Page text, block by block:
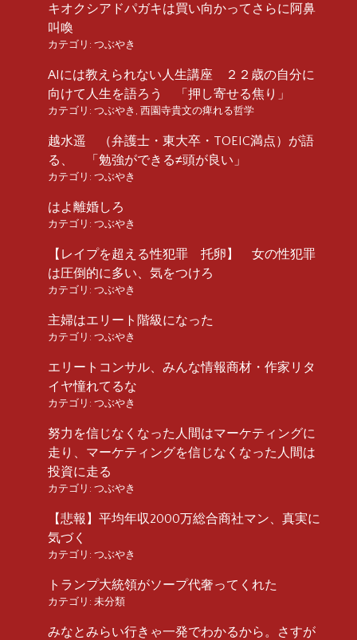
キオクシアドパガキは買い向かってさらに阿鼻
叫喚
カテゴリ: つぶやき
AIには教えられない人生講座 ２２歳の自分に
向けて人生を語ろう 「押し寄せる焦り」
カテゴリ: つぶやき 西園寺貴文の痺れる哲学
越水遥 （弁護士・東大卒・TOEIC満点）が語
る、 「勉強ができる≠頭が良い」
カテゴリ: つぶやき
はよ離婚しろ
カテゴリ: つぶやき
【レイプを超える性犯罪 托卵】 女の性犯罪
は圧倒的に多い、気をつけろ
カテゴリ: つぶやき
主婦はエリート階級になった
カテゴリ: つぶやき
エリートコンサル、みんな情報商材・作家リタ
イヤ憧れてるな
カテゴリ: つぶやき
努力を信じなくなった人間はマーケティングに
走り、マーケティングを信じなくなった人間は
投資に走る
カテゴリ: つぶやき
【悲報】平均年収2000万総合商社マン、真実に
気づく
カテゴリ: つぶやき
トランプ大統領がソープ代奢ってくれた
カテゴリ: 未分類
みなとみらい行きゃ一発でわかるから。さすが